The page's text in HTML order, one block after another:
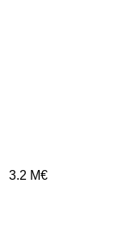
3.2 M€